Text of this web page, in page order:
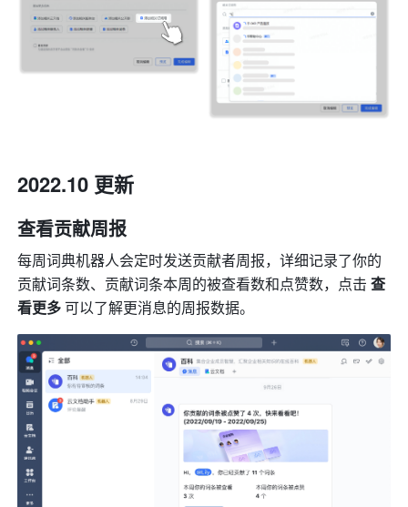
2022.10 更新
查看贡献周报
每周词典机器人会定时发送贡献者周报，详细记录了你的
贡献词条数、贡献词条本周的被查看数和点赞数，点击 查
看更多 可以了解更消息的周报数据。